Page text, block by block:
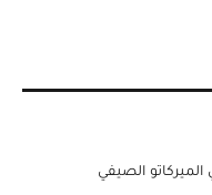
الصيفي